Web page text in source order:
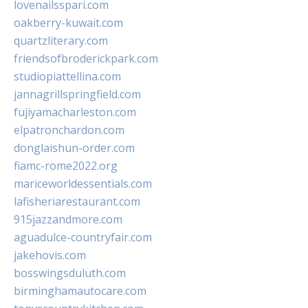
lovenailsspari.com
oakberry-kuwait.com
quartzliterary.com
friendsofbroderickpark.com
studiopiattellina.com
jannagrillspringfield.com
fujiyamacharleston.com
elpatronchardon.com
donglaishun-order.com
fiamc-rome2022.org
mariceworldessentials.com
lafisheriarestaurant.com
915jazzandmore.com
aguadulce-countryfair.com
jakehovis.com
bosswingsduluth.com
birminghamautocare.com